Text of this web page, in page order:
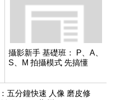
攝影新手 基礎班： P、A、
S、M 拍攝模式 先搞懂
五分鐘快速 人像 磨皮修